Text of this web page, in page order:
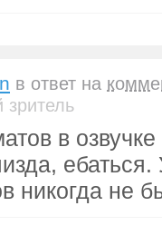
в ответ на
зритель
в
никогда не